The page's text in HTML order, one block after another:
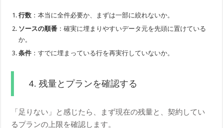
行数 ：本当に全件必要か、まずは一部に絞れないか。
ソースの順番 ：確実に埋まりやすいデータ元を先頭に置けている
か。
条件 ：すでに埋まっている行を再実行していないか。
4. 残量とプランを確認する
「足りない」と感じたら、まず現在の残量と、契約してい
るプランの上限を確認します。